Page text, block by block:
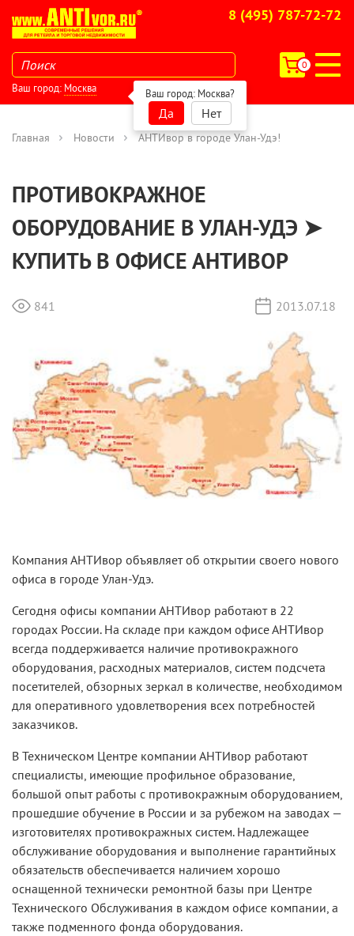
8 (495) 787-72-72
0
Ваш город: Москва Ваш город: Москва?
Да Нет
Главная Новости АНТИвор в городе Улан-Удэ!
ПРОТИВОКРАЖНОЕ
ОБОРУДОВАНИЕ В УЛАН-УДЭ ➤
КУПИТЬ В ОФИСЕ АНТИВОР
841 2013.07.18
Компания АНТИвор объявляет об открытии своего нового
офиса в городе Улан-Удэ.
Сегодня офисы компании АНТИвор работают в 22
городах России. На складе при каждом офисе АНТИвор
всегда поддерживается наличие противокражного
оборудования, расходных материалов, систем подсчета
посетителей, обзорных зеркал в количестве, необходимом
для оперативного удовлетворения всех потребностей
заказчиков.
В Техническом Центре компании АНТИвор работают
специалисты, имеющие профильное образование,
большой опыт работы с противокражным оборудованием,
прошедшие обучение в России и за рубежом на заводах —
изготовителях противокражных систем. Надлежащее
обслуживание оборудования и выполнение гарантийных
обязательств обеспечивается наличием хорошо
оснащенной технически ремонтной базы при Центре
Технического Обслуживания в каждом офисе компании, а
также подменного фонда оборудования.